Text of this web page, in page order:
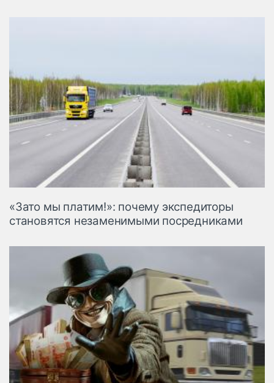
«Зато мы платим!»: почему экспедиторы
становятся незаменимыми посредниками